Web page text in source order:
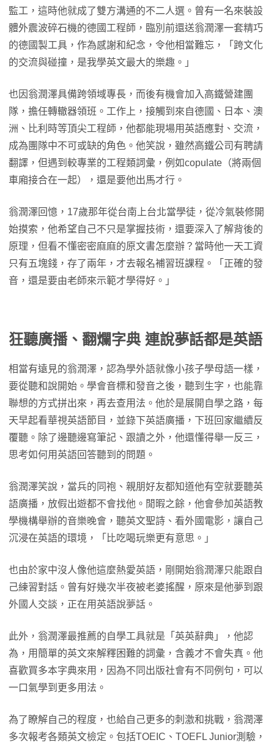
監工，這時他就成了雙方溝通的不二人選。曾有一名來裝設
體外震波碎石機的德國工程師，臨別前還送翁潤澤一套精巧
的德國製工具，作為感謝和紀念，令他相當難忘，「跨文化
的交流與碰撞，是我學英文最大的樂趣。」
也因翁潤澤具備跨領域專長，而後有機會加入高鐵營建團
隊，擔任轉轍器領班。工作上，接觸到來自德國、日本、澳
洲、比利時等頂尖工程師，他都能現場用英語應對、交流，
成為團隊中不可或缺的角色。他笑說，雖然高鐵公司有聘請
翻譯，但遇到較專業的工程類詞彙，例如copulate（將兩個
車廂接合在一起），還是要他出馬才行。
翁潤澤回憶，17歲那年從台南上台北當學徒，從冷氣裝修開
始摸索，他希望自己不只是掌握技術，還要深入了解背後的
原理，但看不懂密密麻麻的原文書怎麼辦？當時他一天工資
只有五塊錢，存了兩年，才去報名補習班課程。「正確的發
音，還是要由老師來示範才學得好。」
狂聽廣播、翻爛字典 連說夢話都是英語
相當有遠見的翁潤澤，認為學外語就像小孩子學母語一樣，
要從聽和說開始。學會音標和發音之後，聽到生字，也能靠
聯想的方式拼出來，再去查用法。他於是展開自學之路，每
天早起看華視英語節目，並錄下英語廣播，下班回家繼續反
覆聽。除了邊聽邊寫筆記、跟讀之外，他還懂得舉一反三，
思考如何用英語回答聽到的問題。
翁潤澤笑說，當兵的同袍、親朋好友都知道他有空就要聽英
語廣播，放假出遊都不會找他。閒暇之餘，他會參加英語教
學機構舉辦的音樂晚會，聽英文聖詩、看外國電影，讓自己
沉浸在英語的環境，「比吃喝玩樂更有意思。」
也由於家中沒人像他這麼熱愛英語，剛開始翁潤澤只能跟自
己練習對話。曾有好幾次半夜被老婆搖醒，原來是他夢到跟
外國人交談，正在用英語說夢話。
此外，翁潤澤最推薦的自學工具就是「英英辭典」，他認
為，用簡單的英文來解釋困難的詞彙，含義才不會失真。他
喜歡買多本字典來用，因為不同出版社會有不同例句，可以
一口氣學到更多用法。
為了瞭解自己的程度，也給自己更多的刺激和挑戰，翁潤澤
多次報考各類英文檢定。包括TOEIC、TOEFL Junior測驗，